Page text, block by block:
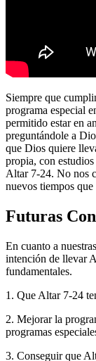
Siempre que
programa especial
permitido estar en
preguntándole a
que Dios quiere
propia, con
Altar 7-24. No nos
nuevos tiempos que
Futuras
En cuanto a
intención de llevar
fundamentales.
1. Que Altar 7-24
2. Mejorar la
programas
3. Conseguir que